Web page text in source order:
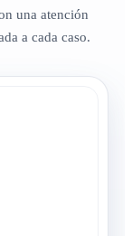
una atención
a cada caso.